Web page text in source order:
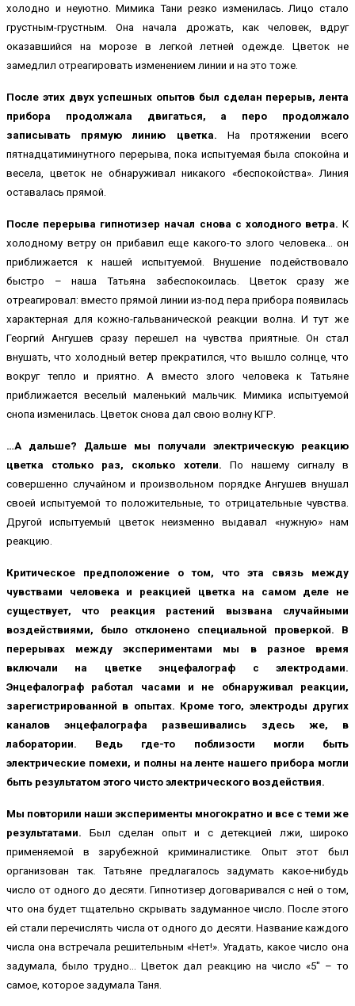
холодно и неуютно. Мимика Тани резко изменилась. Лицо стало
грустным-грустным. Она начала дрожать, как человек, вдруг
оказавшийся на морозе в легкой летней одежде. Цветок не
замедлил отреагировать изменением линии и на это тоже.
После этих двух успешных опытов был сделан перерыв, лента
прибора продолжала двигаться, а перо продолжало
записывать прямую линию цветка. На протяжении всего
пятнадцатиминутного перерыва, пока испытуемая была спокойна и
весела, цветок не обнаруживал никакого «беспокойства». Линия
оставалась прямой.
После перерыва гипнотизер начал снова с холодного ветра. К
холодному ветру он прибавил еще какого-то злого человека… он
приближается к нашей испытуемой. Внушение подействовало
быстро – наша Татьяна забеспокоилась. Цветок сразу же
отреагировал: вместо прямой линии из-под пера прибора появилась
характерная для кожно-гальванической реакции волна. И тут же
Георгий Ангушев сразу перешел на чувства приятные. Он стал
внушать, что холодный ветер прекратился, что вышло солнце, что
вокруг тепло и приятно. А вместо злого человека к Татьяне
приближается веселый маленький мальчик. Мимика испытуемой
снопа изменилась. Цветок снова дал свою волну КГР.
…А дальше? Дальше мы получали электрическую реакцию
цветка столько раз, сколько хотели. По нашему сигналу в
совершенно случайном и произвольном порядке Ангушев внушал
своей испытуемой то положительные, то отрицательные чувства.
Другой испытуемый цветок неизменно выдавал «нужную» нам
реакцию.
Критическое предположение о том, что эта связь между
чувствами человека и реакцией цветка на самом деле не
существует, что реакция растений вызвана случайными
воздействиями, было отклонено специальной проверкой. В
перерывах между экспериментами мы в разное время
включали на цветке энцефалограф с электродами.
Энцефалограф работал часами и не обнаруживал реакции,
зарегистрированной в опытах. Кроме того, электроды других
каналов энцефалографа развешивались здесь же, в
лаборатории. Ведь где-то поблизости могли быть
электрические помехи, и полны на ленте нашего прибора могли
быть результатом этого чисто электрического воздействия.
Мы повторили наши эксперименты многократно и все с теми же
результатами. Был сделан опыт и с детекцией лжи, широко
применяемой в зарубежной криминалистике. Опыт этот был
организован так. Татьяне предлагалось задумать какое-нибудь
число от одного до десяти. Гипнотизер договаривался с ней о том,
что она будет тщательно скрывать задуманное число. После этого
ей стали перечислять числа от одного до десяти. Название каждого
числа она встречала решительным «Нет!». Угадать, какое число она
задумала, было трудно… Цветок дал реакцию на число «5″ – то
самое, которое задумала Таня.